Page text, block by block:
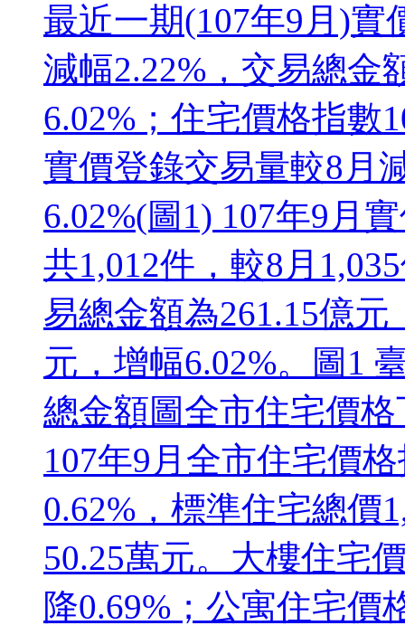
最近一期(107年9月)實
減幅2.22%，交易總金
6.02%；住宅價格指數
實價登錄交易量較8月
6.02%(圖1) 107年9月
共1,012件，較8月
易總金額為261.15億元
元，增幅6.02%。圖1
總金額圖全市住宅價
107年9月全市住宅價
0.62%，標準住宅總價
50.25萬元。大樓住宅
降0.69%；公寓住宅價